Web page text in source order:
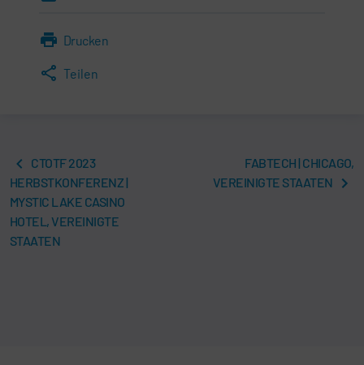
Drucken
Teilen
CTOTF 2023
HERBSTKONFERENZ |
MYSTIC LAKE CASINO
HOTEL, VEREINIGTE
STAATEN
FABTECH | CHICAGO,
VEREINIGTE STAATEN